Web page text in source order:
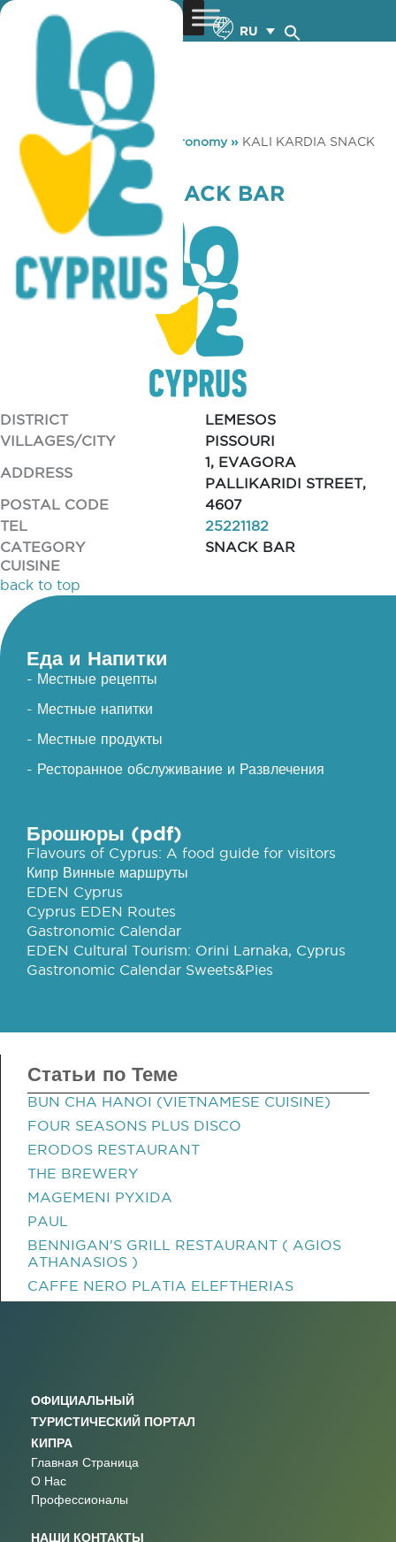
RU
You are here: Home »Gastronomy» KALI KARDIA SNACK
BAR
KALI KARDIA SNACK BAR
DISTRICT
LEMESOS
VILLAGES/CITY
PISSOURI
ADDRESS
1, EVAGORA
PALLIKARIDI STREET,
POSTAL CODE
4607
TEL
25221182
CATEGORY
SNACK BAR
CUISINE
back to top
Еда и Напитки
- Местные рецепты
- Местные напитки
- Местные продукты
- Ресторанное обслуживание и Развлечения
Брошюры (pdf)
Flavours of Cyprus: A food guide for visitors
Кипр Винные маршруты
EDEN Cyprus
Cyprus EDEN Routes
Gastronomic Calendar
EDEN Cultural Tourism: Orini Larnaka, Cyprus
Gastronomic Calendar Sweets&Pies
Статьи по Теме
BUN CHA HANOI (VIETNAMESE CUISINE)
FOUR SEASONS PLUS DISCO
ERODOS RESTAURANT
THE BREWERY
MAGEMENI PYXIDA
PAUL
BENNIGAN'S GRILL RESTAURANT ( AGIOS
ATHANASIOS )
CAFFE NERO PLATIA ELEFTHERIAS
ОФИЦИАЛЬНЫЙ
ТУРИСТИЧЕСКИЙ ПОРТАЛ
КИПРА
Главная Страница
О Нас
Профессионалы
НАШИ КОНТАКТЫ